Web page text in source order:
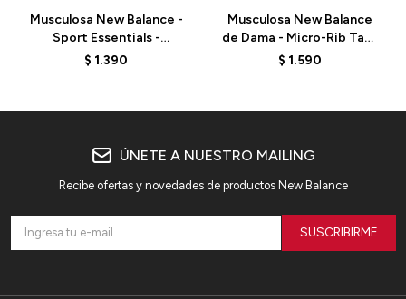
Musculosa New Balance -
Sport Essentials -
MT41220BK - BLACK
$ 1.390
Musculosa New Balance
de Dama - Micro-Rib Tank
- WT43523BK - BLACK
$ 1.590
ÚNETE A NUESTRO MAILING
Recibe ofertas y novedades de productos New Balance
SUSCRIBIRME